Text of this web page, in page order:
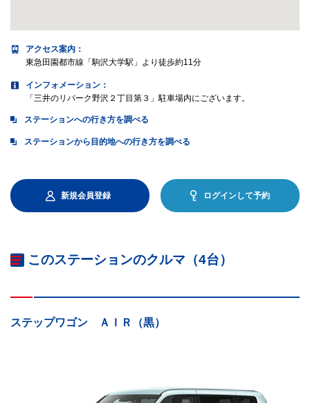
アクセス案内 ：
東急田園都市線「駒沢大学駅」より徒歩約11分
インフォメーション：
「三井のリパーク野沢２丁目第３」駐車場内にございます。
ステーションへの行き方を調べる
ステーションから目的地への行き方を調べる
新規会員登録 ログインして予約
このステーションのクルマ（4台）
ステップワゴン ＡＩＲ（黒）